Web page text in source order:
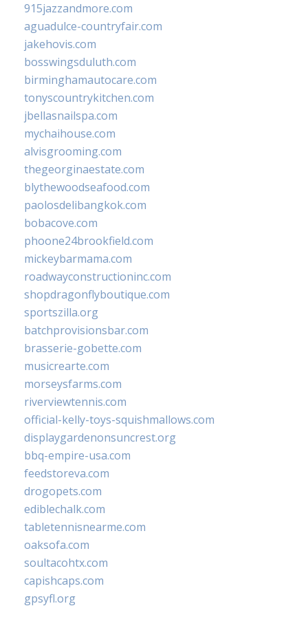
915jazzandmore.com
aguadulce-countryfair.com
jakehovis.com
bosswingsduluth.com
birminghamautocare.com
tonyscountrykitchen.com
jbellasnailspa.com
mychaihouse.com
alvisgrooming.com
thegeorginaestate.com
blythewoodseafood.com
paolosdelibangkok.com
bobacove.com
phoone24brookfield.com
mickeybarmama.com
roadwayconstructioninc.com
shopdragonflyboutique.com
sportszilla.org
batchprovisionsbar.com
brasserie-gobette.com
musicrearte.com
morseysfarms.com
riverviewtennis.com
official-kelly-toys-squishmallows.com
displaygardenonsuncrest.org
bbq-empire-usa.com
feedstoreva.com
drogopets.com
ediblechalk.com
tabletennisnearme.com
oaksofa.com
soultacohtx.com
capishcaps.com
gpsyfl.org